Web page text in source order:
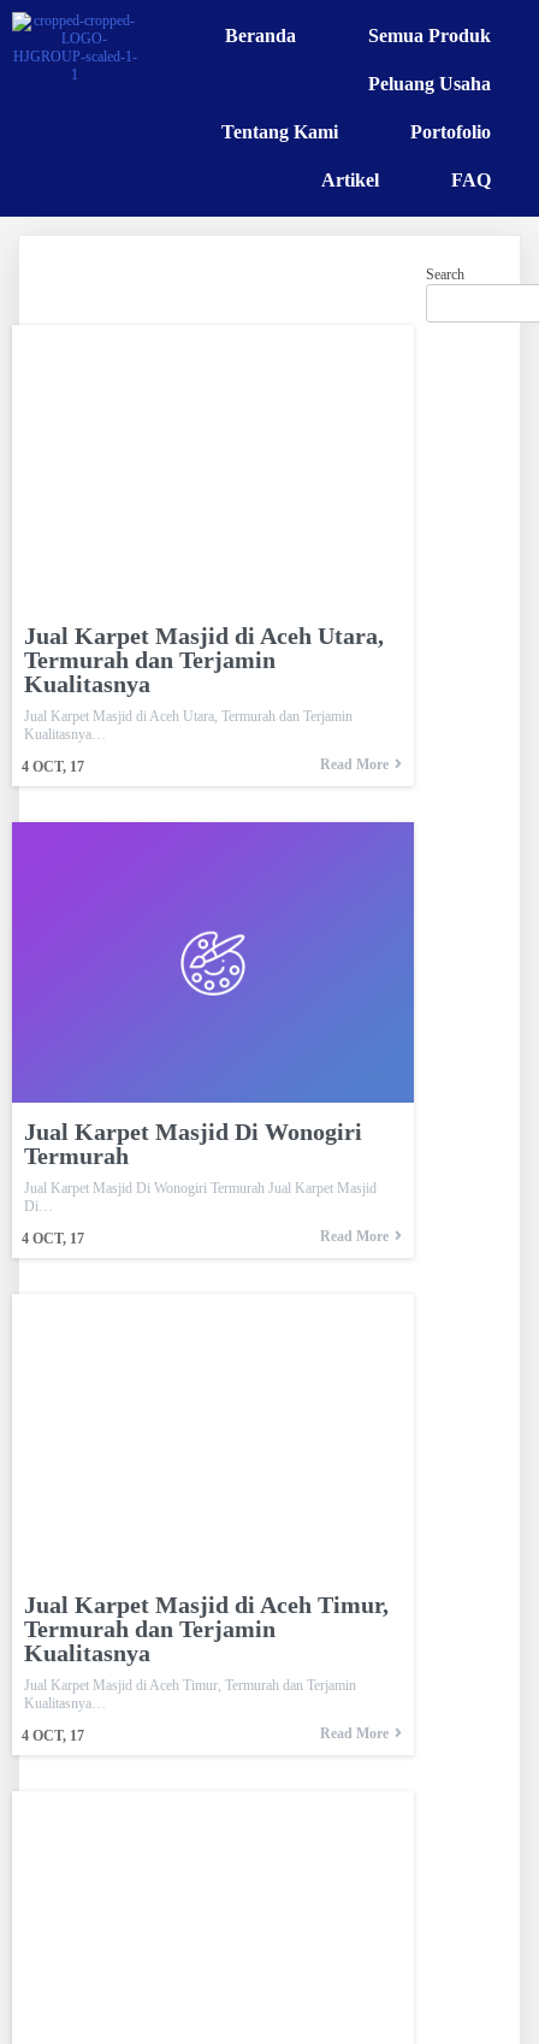
Beranda Semua Produk
Peluang Usaha
Tentang Kami Portofolio
Artikel FAQ
Jual Karpet Masjid di Aceh Utara,
Termurah dan Terjamin
Kualitasnya
4 OCT, 17
Jual Karpet Masjid di Aceh Utara, Termurah dan Terjamin
Kualitasnya…
Read More
Jual Karpet Masjid Di Wonogiri
Termurah
4 OCT, 17
Jual Karpet Masjid Di Wonogiri Termurah Jual Karpet Masjid
Di…
Read More
Jual Karpet Masjid di Aceh Timur,
Termurah dan Terjamin
Kualitasnya
4 OCT, 17
Jual Karpet Masjid di Aceh Timur, Termurah dan Terjamin
Kualitasnya…
Read More
Search